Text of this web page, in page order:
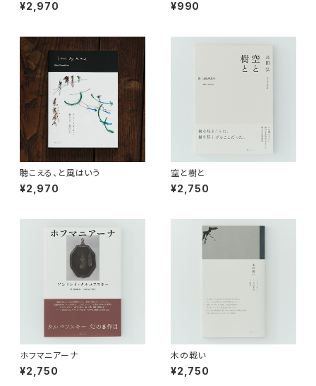
¥2,970
ザイン
¥990
聴こえる、と風はいう
¥2,970
空と樹と
¥2,750
ホフマニアーナ
¥2,750
木の戦い
¥2,750